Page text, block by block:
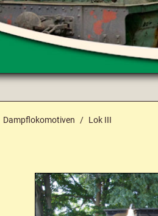
Dampflokomotiven Lok III